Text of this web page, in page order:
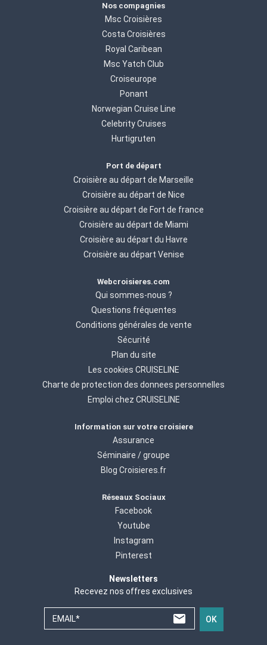
Nos compagnies
Msc Croisières
Costa Croisières
Royal Caribean
Msc Yatch Club
Croiseurope
Ponant
Norwegian Cruise Line
Celebrity Cruises
Hurtigruten
Port de départ
Croisière au départ de Marseille
Croisière au départ de Nice
Croisière au départ de Fort de france
Croisière au départ de Miami
Croisière au départ du Havre
Croisière au départ Venise
Webcroisieres.com
Qui sommes-nous ?
Questions fréquentes
Conditions générales de vente
Sécurité
Plan du site
Les cookies CRUISELINE
Charte de protection des donnees personnelles
Emploi chez CRUISELINE
Information sur votre croisiere
Assurance
Séminaire / groupe
Blog Croisieres.fr
Réseaux Sociaux
Facebook
Youtube
Instagram
Pinterest
Newsletters
Recevez nos offres exclusives
EMAIL* OK